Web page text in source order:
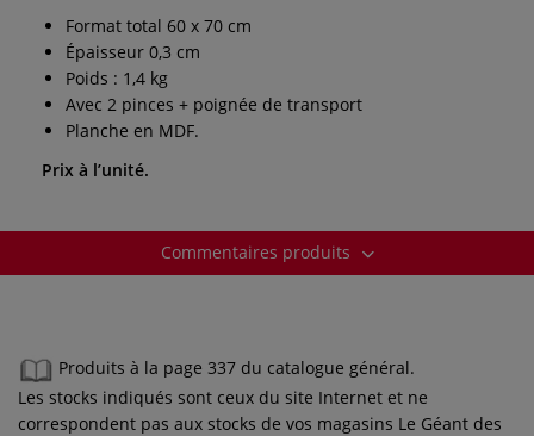
Format total 60 x 70 cm
Épaisseur 0,3 cm
Poids : 1,4 kg
Avec 2 pinces + poignée de transport
Planche en MDF.
Prix à l’unité.
Commentaires produits
Produits à la page 337 du catalogue général.
Les stocks indiqués sont ceux du site Internet et ne
correspondent pas aux stocks de vos magasins Le Géant des